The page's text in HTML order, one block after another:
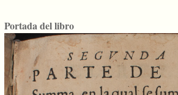
Portada del libro